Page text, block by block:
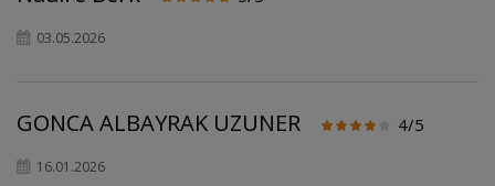
03.05.2026
GONCA ALBAYRAK UZUNER 4/5
16.01.2026